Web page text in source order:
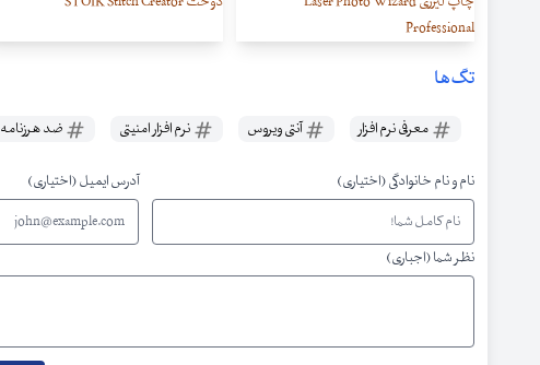
Professional
تگ‌ها
معرفی نرم افزار آنتی ویروس نرم افزار امنیتی ضد هرزنامه
نام و نام خانوادگی (اختیاری) آدرس ایمیل (اختیاری)
نظر شما (اجباری)